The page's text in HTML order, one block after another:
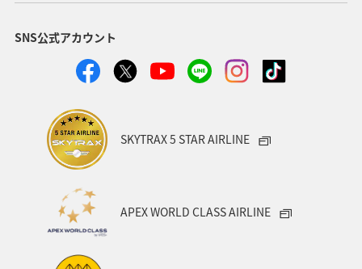
SNS公式アカウント
SKYTRAX 5 STAR AIRLINE
APEX WORLD CLASS AIRLINE